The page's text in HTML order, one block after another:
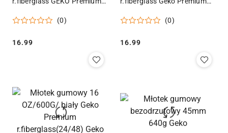
(0)
Cena:
16.99
(0)
Cena:
16.99